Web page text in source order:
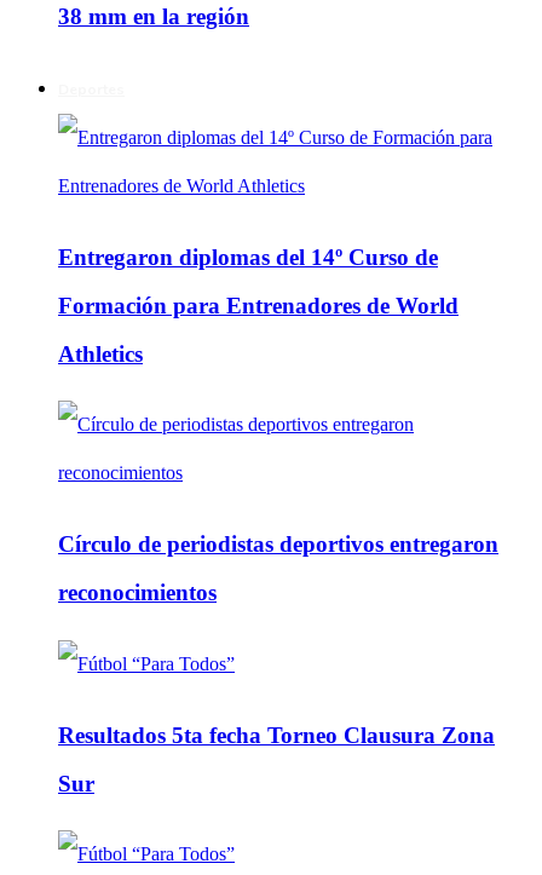
38 mm en la región
Entregaron diplomas del 14º Curso de
Formación para Entrenadores de World
Athletics
Círculo de periodistas deportivos entregaron
reconocimientos
Resultados 5ta fecha Torneo Clausura Zona
Sur